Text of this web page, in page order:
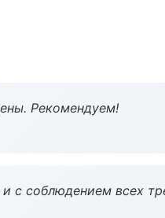
Рекомендуем!
с соблюдением всех